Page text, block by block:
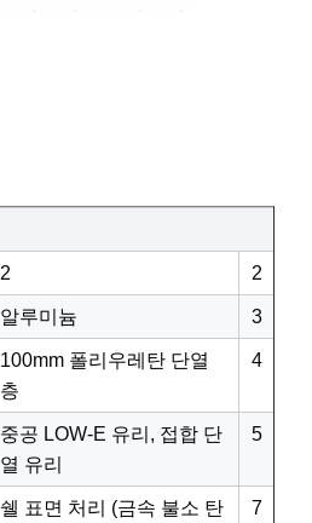
2 2
알루미늄 3
100mm 폴리우레탄 단열
층
4
중공 LOW-E 유리, 접합 단
열 유리
5
쉘 표면 처리 (금속 불소 탄
7